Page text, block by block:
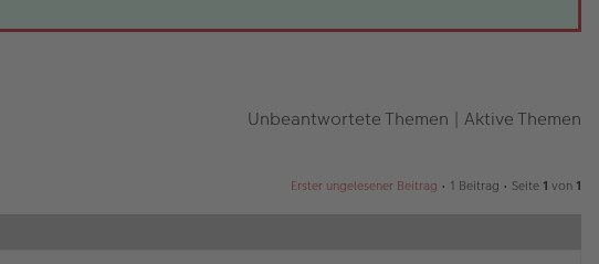
Unbeantwortete Themen | Aktive Themen
Erster ungelesener Beitrag • 1 Beitrag • Seite 1 von 1